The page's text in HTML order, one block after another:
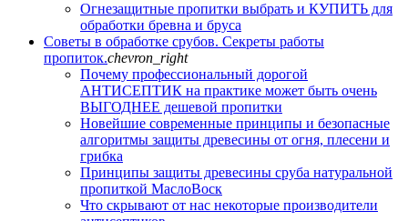
Огнезащитные пропитки выбрать и КУПИТЬ для
обработки бревна и бруса
Советы в обработке срубов. Секреты работы
пропиток.chevron_right
Почему профессиональный дорогой
АНТИСЕПТИК на практике может быть очень
ВЫГОДНЕЕ дешевой пропитки
Новейшие современные принципы и безопасные
алгоритмы защиты древесины от огня, плесени и
грибка
Принципы защиты древесины сруба натуральной
пропиткой МаслоВоск
Что скрывают от нас некоторые производители